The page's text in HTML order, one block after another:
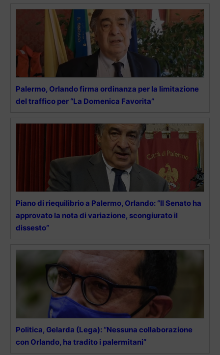
Palermo, Orlando firma ordinanza per la limitazione
del traffico per “La Domenica Favorita”
Piano di riequilibrio a Palermo, Orlando: “Il Senato ha
approvato la nota di variazione, scongiurato il
dissesto”
Politica, Gelarda (Lega): “Nessuna collaborazione
con Orlando, ha tradito i palermitani”